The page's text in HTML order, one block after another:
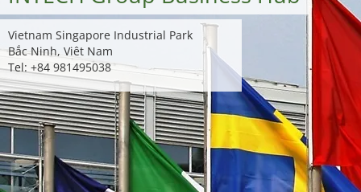
Vietnam Singapore Industrial Park
Bắc Ninh, Viêt Nam
Tel: +84 981495038